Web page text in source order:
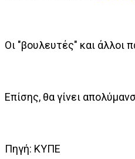
Οι "βουλευτές" και άλλοι
Επίσης, θα γίνει
Πηγή: ΚΥΠΕ